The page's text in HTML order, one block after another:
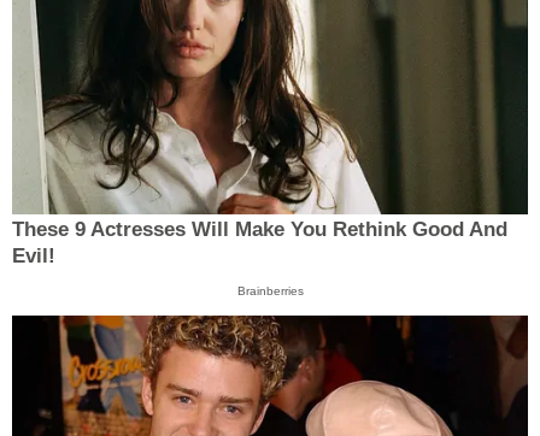
These 9 Actresses Will Make You Rethink Good And
Evil!
Brainberries